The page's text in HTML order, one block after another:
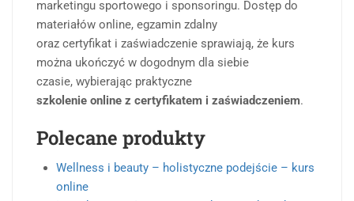
marketingu sportowego i sponsoringu. Dostęp do
materiałów online, egzamin zdalny
oraz certyfikat i zaświadczenie sprawiają, że kurs
można ukończyć w dogodnym dla siebie
czasie, wybierając praktyczne
szkolenie online z certyfikatem i zaświadczeniem.
Polecane produkty
Wellness i beauty – holistyczne podejście – kurs
online